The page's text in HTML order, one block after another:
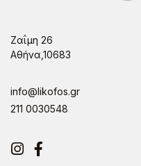
Ζαΐμη 26
Αθήνα,10683
info@likofos.gr
211 0030548
Instagram
Facebook